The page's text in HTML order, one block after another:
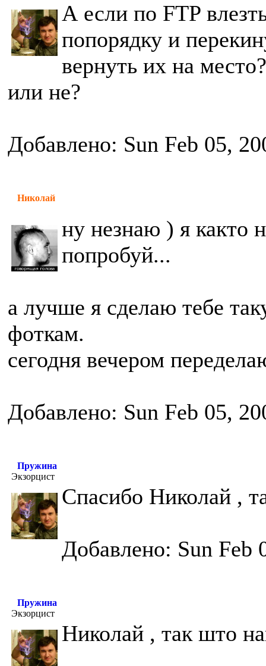
А если по FTP
попорядку и
вернуть их на
или не?
Добавлено: Sun Feb 05,
Николай
ну незнаю ) я както
попробуй...
а лучше я сделаю тебе
фоткам.
сегодня вечером
Добавлено: Sun Feb 05,
Пружина
Экзорцист
Спасибо Николай ,
Добавлено: Sun Feb
Пружина
Экзорцист
Николай , так што